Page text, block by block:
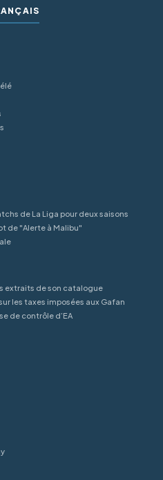
de La Liga pour deux saisons
de "Alerte à Malibu"
extraits de son catalogue
les taxes imposées aux Gafan
de contrôle d’EA